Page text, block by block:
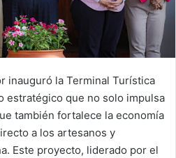
inauguró la Terminal Turística
estratégico que no solo impulsa
también fortalece la economía
a los artesanos y
Este proyecto, liderado por el